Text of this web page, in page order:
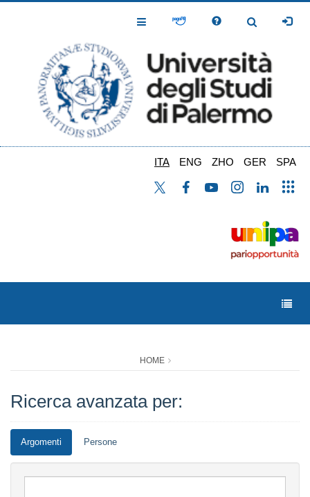
Toggle
Toggle
ITA ENG ZHO GER SPA
HOME
Ricerca avanzata per:
Argomenti Persone